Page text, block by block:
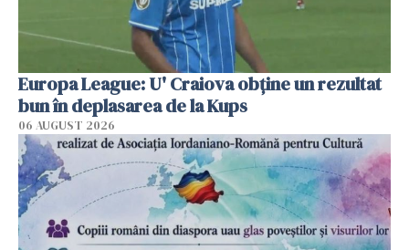
Europa League: U' Craiova obține un rezultat
bun în deplasarea de la Kups
06 AUGUST 2026